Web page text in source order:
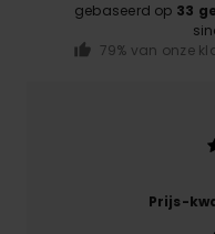
gebaseerd op 33
79% van onze
Prijs-